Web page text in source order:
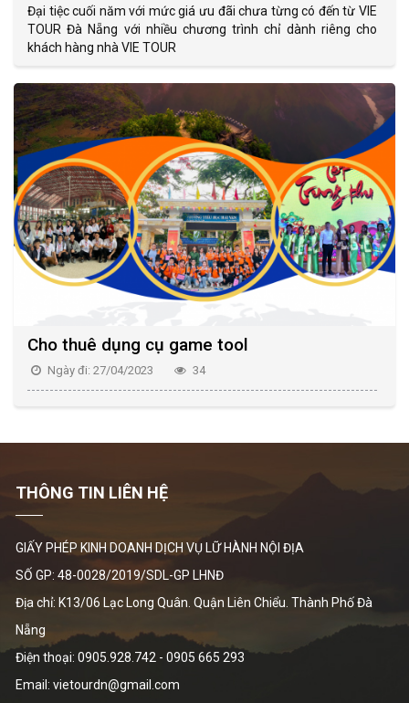
Đại tiệc cuối năm với mức giá ưu đãi chưa từng có đến từ VIE
TOUR Đà Nẵng với nhiều chương trình chỉ dành riêng cho
khách hàng nhà VIE TOUR
Cho thuê dụng cụ game tool
Ngày đi: 27/04/2023 34
THÔNG TIN LIÊN HỆ
GIẤY PHÉP KINH DOANH DỊCH VỤ LỮ HÀNH NỘI ĐỊA
SỐ GP: 48-0028/2019/SDL-GP LHNĐ
Địa chỉ: K13/06 Lạc Long Quân. Quận Liên Chiểu. Thành Phố Đà
Nẵng
Điện thoại: 0905.928.742 - 0905 665 293
Email: vietourdn@gmail.com